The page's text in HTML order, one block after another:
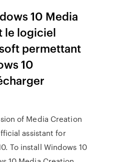
10 Media
le logiciel
permettant
10
of Media Creation
assistant for
To install Windows 10